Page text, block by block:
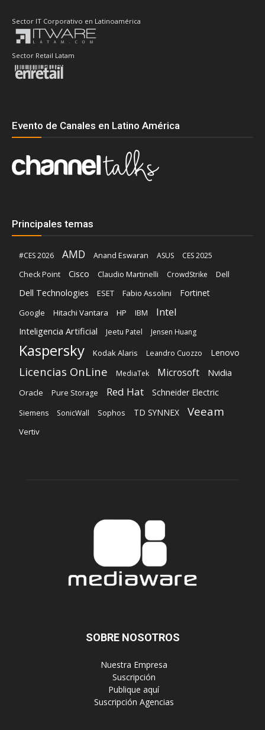
Sector IT Corporativo en Latinoamérica
Sector Retail Latam
Evento de Canales en Latino América
Principales temas
#CES 2026 AMD Anand Eswaran ASUS
CES 2025
Check Point
Cisco Claudio Martinelli CrowdStrike Dell
Dell Technologies ESET Fabio Assolini Fortinet
Google Hitachi Vantara HP IBM Intel
Inteligencia Artificial Jeetu Patel Jensen Huang
Kaspersky Kodak Alaris Leandro Cuozzo Lenovo
Licencias OnLine MediaTek Microsoft Nvidia
Oracle Pure Storage Red Hat Schneider Electric
Siemens SonicWall Sophos TD SYNNEX Veeam
Vertiv
SOBRE NOSOTROS
‎ Nuestra Empresa
‎ Suscripción
‎ Publique aquí
‎ Suscripción Agencias